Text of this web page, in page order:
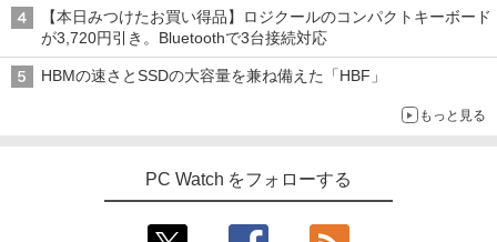
【本日みつけたお買い得品】ロジクールのコンパクトキーボード
が3,720円引き。Bluetoothで3台接続対応
HBMの速さとSSDの大容量を兼ね備えた「HBF」
もっと見る
PC Watch をフォローする